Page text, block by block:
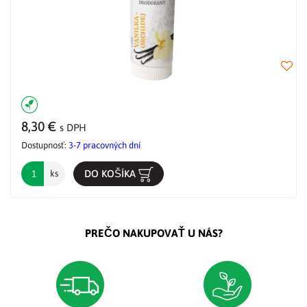
8,30 € s DPH
Dostupnosť: 3-7 pracovných dní
ks DO KOŠÍKA
PREČO NAKUPOVAŤ U NÁS?